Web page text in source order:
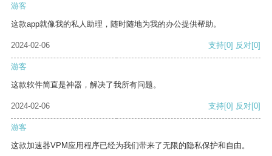
游客
这款app就像我的私人助理，随时随地为我的办公提供帮助。
2024-02-06 支持[0] 反对[0]
游客
这款软件简直是神器，解决了我所有问题。
2024-02-06 支持[0] 反对[0]
游客
这款加速器VPM应用程序已经为我们带来了无限的隐私保护和自由。